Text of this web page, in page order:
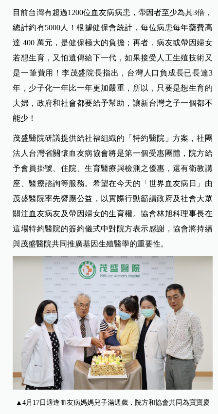
目前台灣有超過1200位血友病病患，帶因者至少為其3倍，
總計約有5000人！根據健保會統計，每位病患每年藥費高
達 400 萬元，是健保極大的負擔；再者，病友或帶因婦女
若想生育，又怕遺傳給下一代，如果接受人工生殖技術又
是一筆費用！李茂盛院長指出，台灣人口負成長已長達3
年，少子化一年比一年更加嚴重，所以，只要是想生育的
夫婦，政府和社會都要給予幫助，讓新台灣之子一個都不
能少！
茂盛醫院研議提供給社福組織的「特約醫院」方案，社團
法人台灣省關懷血友病協會將是第一個受惠團體，院方給
予會員掛號、住院、生育醫療與檢測之優惠，還有衛教講
座、醫療諮詢等服務。希望在今天的「世界血友病日」由
茂盛醫院率先響應公益，以實際行動籲請政府及社會大眾
關注血友病友及帶因婦女的生育權。協會林旭科理事長在
這場特約醫院的簽約儀式中對院方表示感謝，協會將持續
與茂盛醫院共同推廣基因生殖醫學的重要性。
▲4月17日適逢血友病媽媽兒子滿週歲，院方和協會共同為寶寶慶